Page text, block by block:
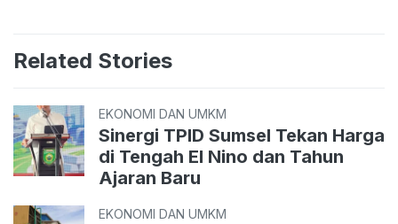
Related Stories
EKONOMI DAN UMKM
Sinergi TPID Sumsel Tekan Harga
di Tengah El Nino dan Tahun
Ajaran Baru
EKONOMI DAN UMKM